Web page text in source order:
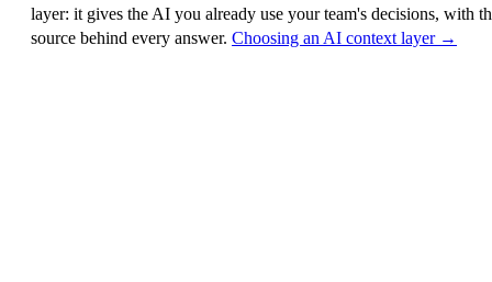
layer: it gives the AI you already use your team's decisions, with
source behind every answer. Choosing an AI context layer →